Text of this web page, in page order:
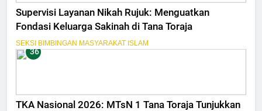
Supervisi Layanan Nikah Rujuk: Menguatkan
Fondasi Keluarga Sakinah di Tana Toraja
SEKSI BIMBINGAN MASYARAKAT ISLAM
36
TKA Nasional 2026: MTsN 1 Tana Toraja Tunjukkan